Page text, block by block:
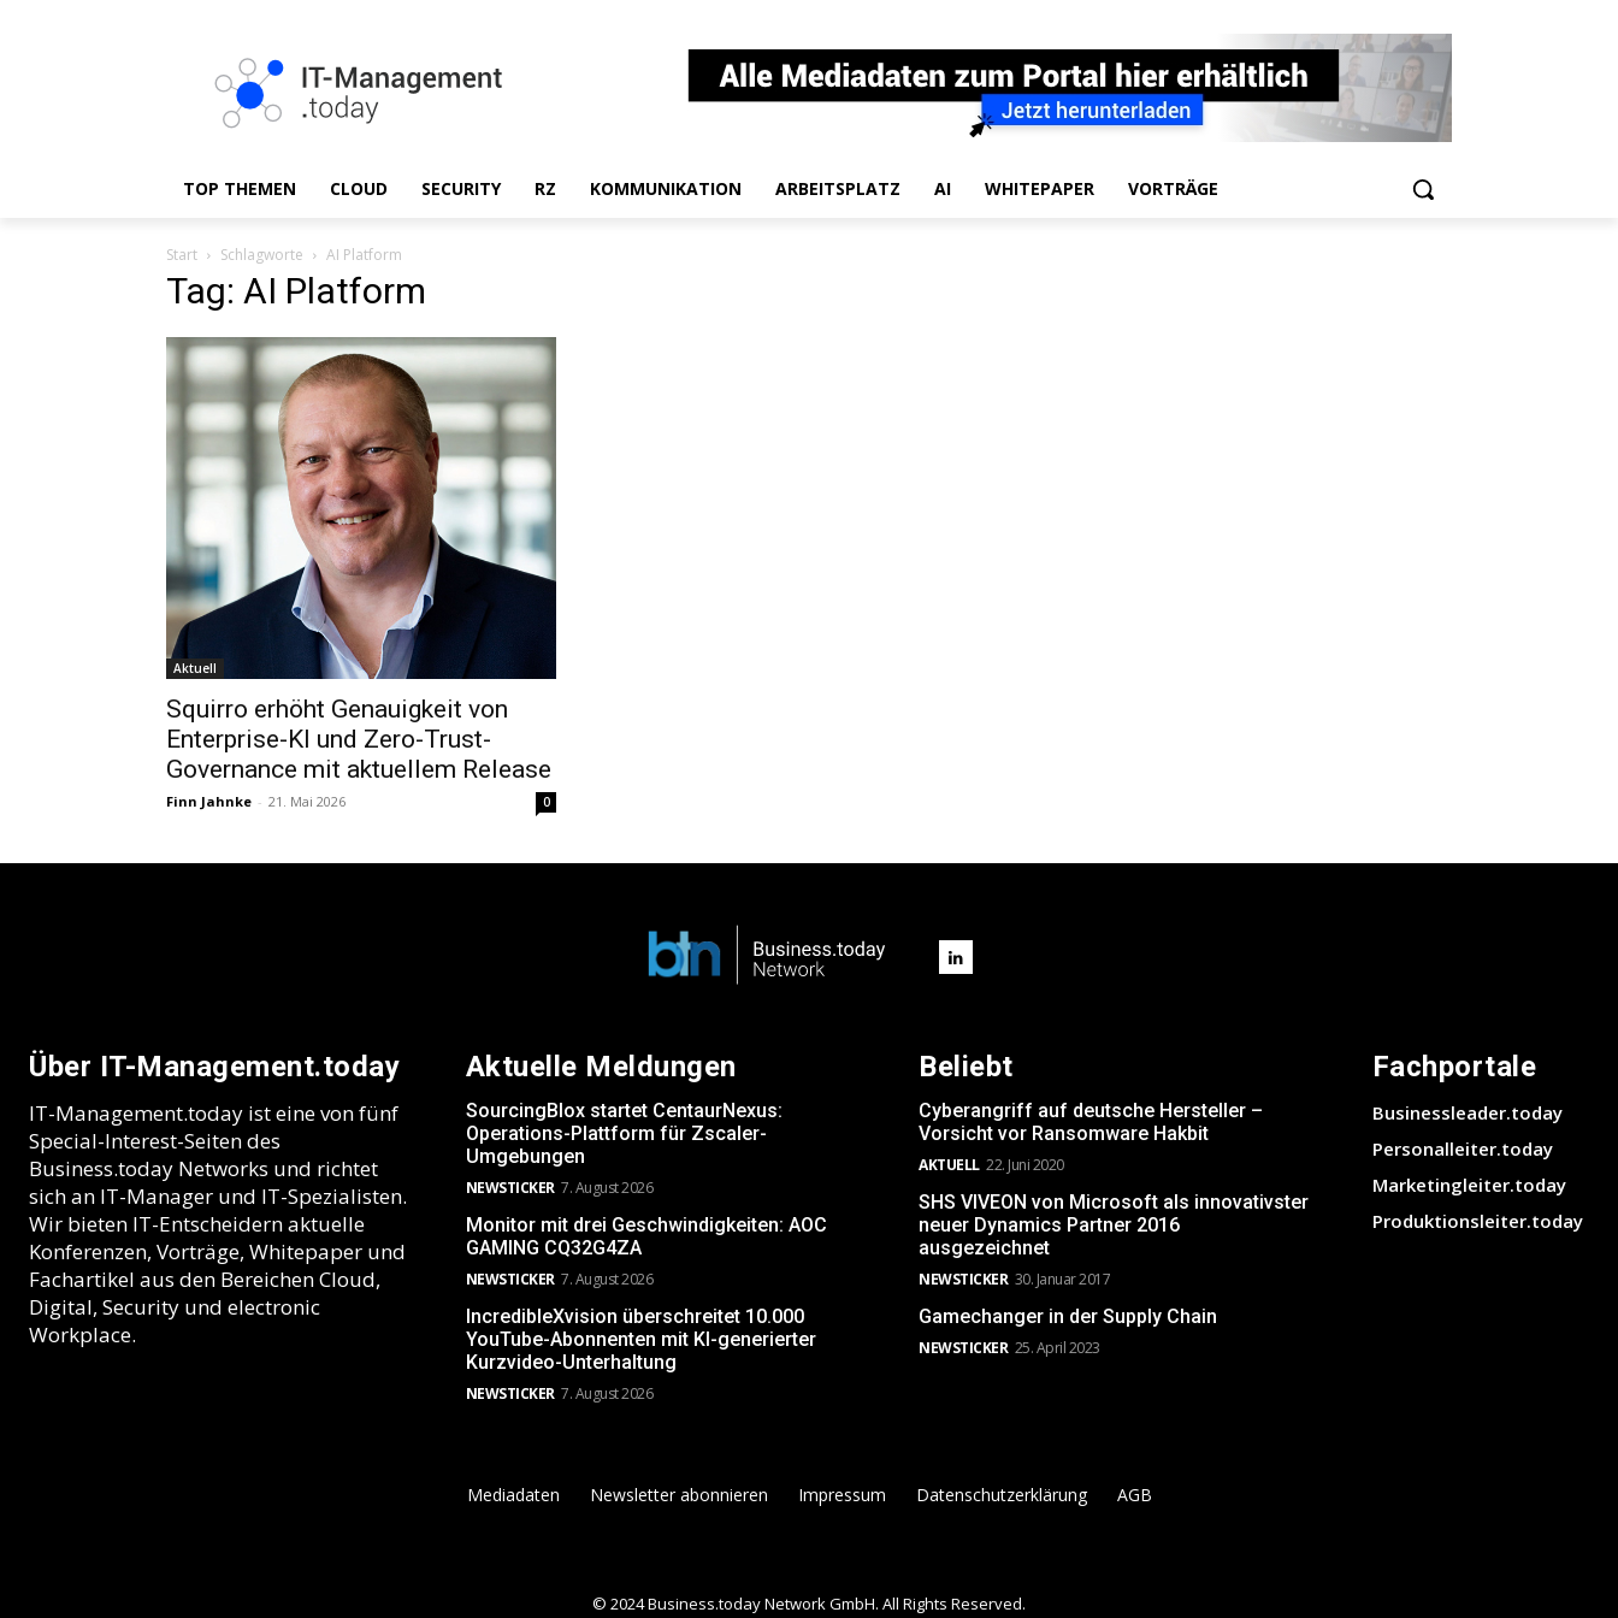
TOP THEMEN CLOUD SECURITY RZ KOMMUNIKATION ARBEITSPLATZ AI WHITEPAPER VORTRÄGE
Start Schlagworte AI Platform
Tag: AI Platform
Aktuell
Squirro erhöht Genauigkeit von
Enterprise-KI und Zero-Trust-
Governance mit aktuellem Release
Finn Jahnke - 21. Mai 2026 0
Über IT-Management.today
IT-Management.today ist eine von fünf
Special-Interest-Seiten des
Business.today Networks und richtet
sich an IT-Manager und IT-Spezialisten.
Wir bieten IT-Entscheidern aktuelle
Konferenzen, Vorträge, Whitepaper und
Fachartikel aus den Bereichen Cloud,
Digital, Security und electronic
Workplace.
Aktuelle Meldungen
SourcingBlox startet CentaurNexus:
Operations-Plattform für Zscaler-
Umgebungen
NEWSTICKER 7. August 2026
Monitor mit drei Geschwindigkeiten: AOC
GAMING CQ32G4ZA
NEWSTICKER 7. August 2026
IncredibleXvision überschreitet 10.000
YouTube-Abonnenten mit KI-generierter
Kurzvideo-Unterhaltung
NEWSTICKER 7. August 2026
Beliebt
Cyberangriff auf deutsche Hersteller –
Vorsicht vor Ransomware Hakbit
AKTUELL 22. Juni 2020
SHS VIVEON von Microsoft als innovativster
neuer Dynamics Partner 2016
ausgezeichnet
NEWSTICKER 30. Januar 2017
Gamechanger in der Supply Chain
NEWSTICKER 25. April 2023
Fachportale
Businessleader.today
Personalleiter.today
Marketingleiter.today
Produktionsleiter.today
Mediadaten Newsletter abonnieren Impressum Datenschutzerklärung AGB
© 2024 Business.today Network GmbH. All Rights Reserved.